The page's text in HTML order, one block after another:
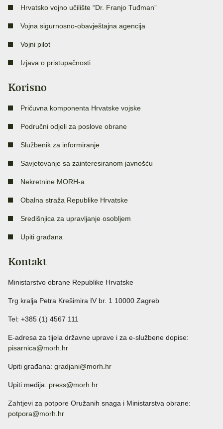
Hrvatsko vojno učilište “Dr. Franjo Tuđman”
Vojna sigurnosno-obavještajna agencija
Vojni pilot
Izjava o pristupačnosti
Korisno
Pričuvna komponenta Hrvatske vojske
Područni odjeli za poslove obrane
Službenik za informiranje
Savjetovanje sa zainteresiranom javnošću
Nekretnine MORH-a
Obalna straža Republike Hrvatske
Središnjica za upravljanje osobljem
Upiti građana
Kontakt
Ministarstvo obrane Republike Hrvatske
Trg kralja Petra Krešimira IV br. 1 10000 Zagreb
Tel: +385 (1) 4567 111
E-adresa za tijela državne uprave i za e-službene dopise:
pisarnica@morh.hr
Upiti građana: gradjani@morh.hr
Upiti medija: press@morh.hr
Zahtjevi za potpore Oružanih snaga i Ministarstva obrane:
potpora@morh.hr